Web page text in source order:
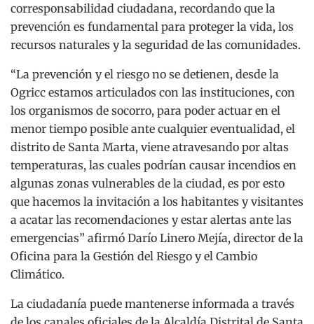
corresponsabilidad ciudadana, recordando que la
prevención es fundamental para proteger la vida, los
recursos naturales y la seguridad de las comunidades.
“La prevención y el riesgo no se detienen, desde la
Ogricc estamos articulados con las instituciones, con
los organismos de socorro, para poder actuar en el
menor tiempo posible ante cualquier eventualidad, el
distrito de Santa Marta, viene atravesando por altas
temperaturas, las cuales podrían causar incendios en
algunas zonas vulnerables de la ciudad, es por esto
que hacemos la invitación a los habitantes y visitantes
a acatar las recomendaciones y estar alertas ante las
emergencias” afirmó Darío Linero Mejía, director de la
Oficina para la Gestión del Riesgo y el Cambio
Climático.
La ciudadanía puede mantenerse informada a través